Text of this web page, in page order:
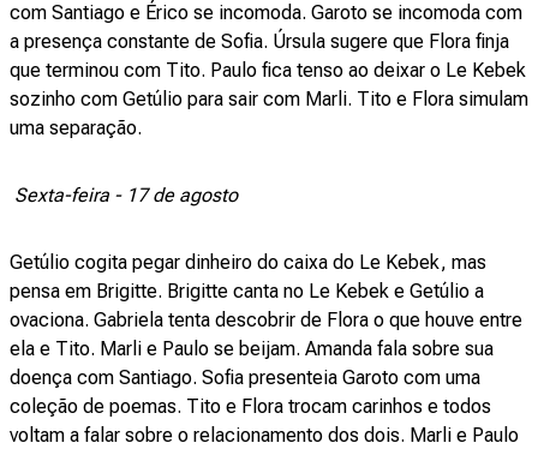
com Santiago e Érico se incomoda. Garoto se incomoda com
a presença constante de Sofia. Úrsula sugere que Flora finja
que terminou com Tito. Paulo fica tenso ao deixar o Le Kebek
sozinho com Getúlio para sair com Marli. Tito e Flora simulam
uma separação.
Sexta-feira - 17 de agosto
Getúlio cogita pegar dinheiro do caixa do Le Kebek, mas
pensa em Brigitte. Brigitte canta no Le Kebek e Getúlio a
ovaciona. Gabriela tenta descobrir de Flora o que houve entre
ela e Tito. Marli e Paulo se beijam. Amanda fala sobre sua
doença com Santiago. Sofia presenteia Garoto com uma
coleção de poemas. Tito e Flora trocam carinhos e todos
voltam a falar sobre o relacionamento dos dois. Marli e Paulo